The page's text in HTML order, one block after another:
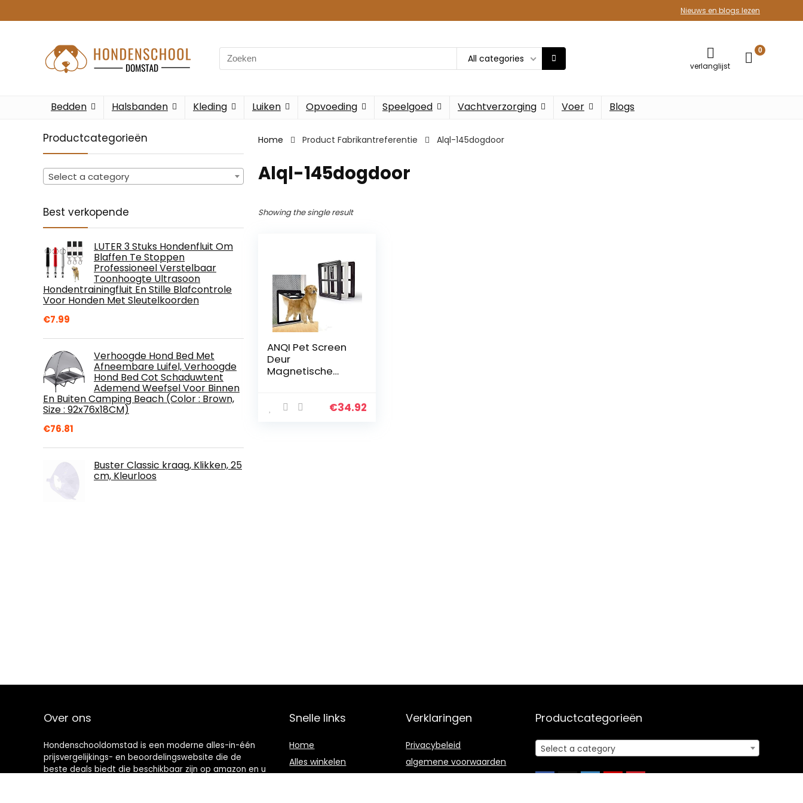
Nieuws en blogs lezen
Search
for:
All categories
verlanglijst
0
Bedden Halsbanden Kleding Luiken Opvoeding Speelgoed Vachtverzorging Voer Blogs
Productcategorieën
Select a category
Best verkopende
LUTER 3 Stuks Hondenfluit Om
Blaffen Te Stoppen
Professioneel Verstelbaar
Toonhoogte Ultrasoon
Hondentrainingfluit En Stille Blafcontrole
Voor Honden Met Sleutelkoorden
€7.99
Verhoogde Hond Bed Met
Afneembare Luifel, Verhoogde
Hond Bed Cot Schaduwtent
Ademend Weefsel Voor Binnen
En Buiten Camping Beach (Color : Brown,
Size : 92x76x18CM)
€76.81
Buster Classic kraag, Klikken, 25
cm, Kleurloos
Home Product Fabrikantreferentie Alql-145dogdoor
Alql-145dogdoor
Showing the single result
ANQI Pet Screen
Deur
Magnetische
Deurpoort Tunnel
€34.92
Over ons
Hondenschooldomstad is een moderne alles-in-één
prijsvergelijkings- en beoordelingswebsite die de
beste deals biedt die beschikbaar zijn op amazon en u
Snelle links
Home
Alles winkelen
Verklaringen
Privacybeleid
algemene voorwaarden
Productcategorieën
Select a category